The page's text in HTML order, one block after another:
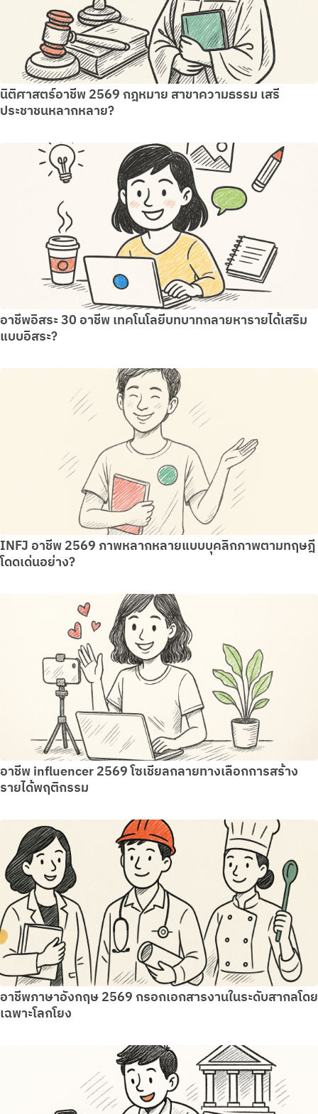
นิติศาสตร์อาชีพ 2569 กฎหมาย สาขาความธรรม เสรี
ประชาชนหลากหลาย?
อาชีพอิสระ 30 อาชีพ เทคโนโลยีบทบาทกลายหารายได้เสริม
แบบอิสระ?
INFJ อาชีพ 2569 ภาพหลากหลายแบบบุคลิกภาพตามทฤษฎี
โดดเด่นอย่าง?
อาชีพ influencer 2569 โซเชียลกลายทางเลือกการสร้าง
รายได้พฤติกรรม
อาชีพภาษาอังกฤษ 2569 กรอกเอกสารงานในระดับสากลโดย
เฉพาะโลกโยง